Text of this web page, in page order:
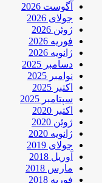
آگوست 2026
جولای 2026
ژوئن 2026
فوریه 2026
ژانویه 2026
دسامبر 2025
نوامبر 2025
اکتبر 2025
سپتامبر 2025
اکتبر 2020
ژوئن 2020
ژانویه 2020
جولای 2019
آوریل 2018
مارس 2018
فوریه 2018